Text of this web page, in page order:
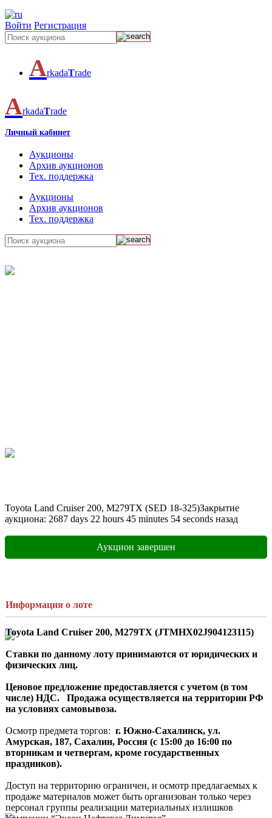
Войти Регистрация
ArkadaTrade
ArkadaTrade
Личный кабинет
Аукционы
Архив аукционов
Тех. поддержка
Аукционы
Архив аукционов
Тех. поддержка
Toyota Land Cruiser 200, M279TX (SED 18-325)Закрытие
аукциона: 2687 days 22 hours 45 minutes 54 seconds назад
Аукцион завершен
Информация о лоте
Toyota Land Cruiser 200, M279TX (JTMHX02J904123115)
Ставки по данному лоту принимаются от юридических и
физических лиц.
Ценовое предложение предоставляется с учетом (в том
числе) НДС.
Продажа осуществляется на территории РФ
на условиях самовывоза.
Осмотр предмета торгов: г. Южно-Сахалинск, ул.
Амурская, 187, Сахалин, Россия (с 15:00 до 16:00 по
вторникам и четвергам, кроме государственных
праздников).
Доступ на территорию ограничен, и осмотр предлагаемых к
продаже материалов может быть организован только через
персонал группы реализации материальных излишков